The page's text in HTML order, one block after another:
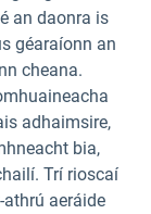
an daonra is
géaraíonn an
cheana.
adhaimsire,
bia,
Trí rioscaí
aeráide